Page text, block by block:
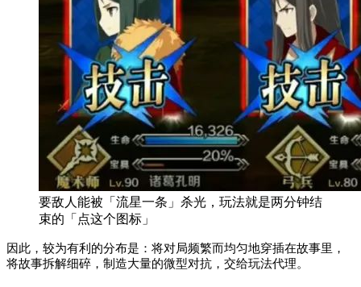
要敌人能被「流星一条」杀光，玩法就是两分钟结
束的「点这个图标」
因此，较为有利的分布是：将对局频繁而均匀地穿插在故事里，
将故事拆解细碎，制造大量的微型对抗，交给玩法代理。